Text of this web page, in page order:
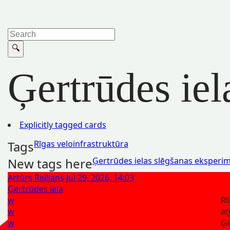
Ģertrūdes
Explicitly tagged cards
TagsRīgas veloinfrastruktūra
New tags hereĢertrūdes ielas slēgšanas
Artūrs Reiljans Jul 29, 2026, 14:03
Ģertrūdes iela
w
w
w